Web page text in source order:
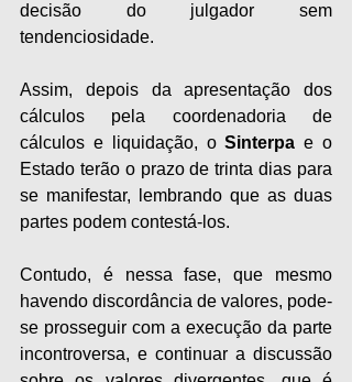
decisão do julgador sem
tendenciosidade.
Assim, depois da apresentação dos
cálculos pela coordenadoria de
cálculos e liquidação, o Sinterpa e o
Estado terão o prazo de trinta dias para
se manifestar, lembrando que as duas
partes podem contestá-los.
Contudo, é nessa fase, que mesmo
havendo discordância de valores, pode-
se prosseguir com a execução da parte
incontroversa, e continuar a discussão